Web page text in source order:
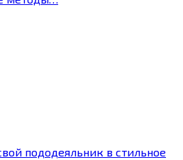
пододеяльник в стильное